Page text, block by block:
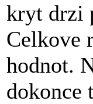
kryt drzi
Celkove
hodnot.
dokonce